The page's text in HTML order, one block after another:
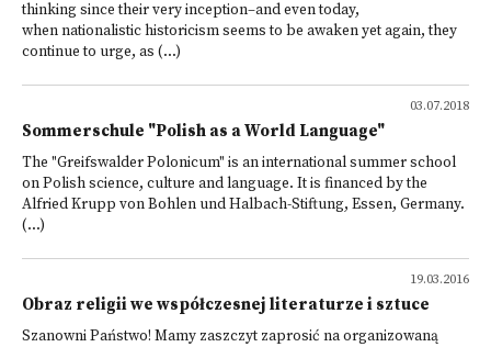
thinking since their very inception–and even today,
when nationalistic historicism seems to be awaken yet again, they
continue to urge, as (...)
03.07.2018
Sommerschule "Polish as a World Language"
The "Greifswalder Polonicum" is an international summer school
on Polish science, culture and language. It is financed by the
Alfried Krupp von Bohlen und Halbach-Stiftung, Essen, Germany.
(...)
19.03.2016
Obraz religii we współczesnej literaturze i sztuce
Szanowni Państwo! Mamy zaszczyt zaprosić na organizowaną